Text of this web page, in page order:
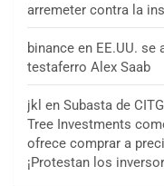
arremeter contra la
binance en EE.UU. se
testaferro Alex Saab
jkl en Subasta de
Tree Investments
ofrece comprar a
¡Protestan los